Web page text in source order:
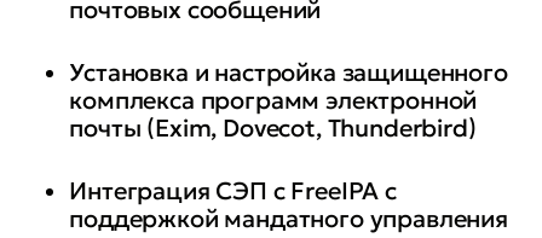
почтовых сообщений
Установка и настройка защищенного
комплекса программ электронной
почты (Exim, Dovecot, Thunderbird)
Интеграция СЭП с FreeIPA c
поддержкой мандатного управления